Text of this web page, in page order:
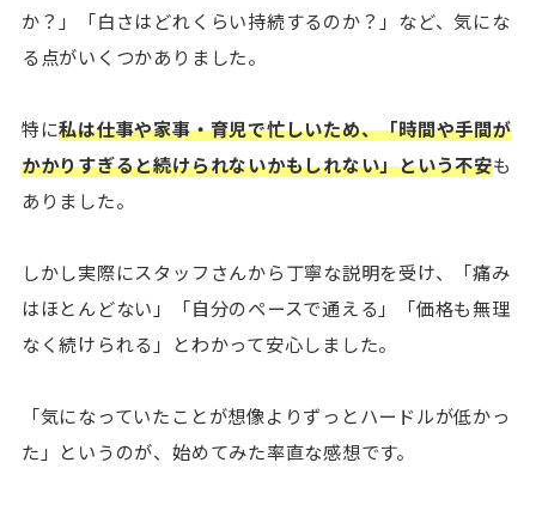
か？」「白さはどれくらい持続するのか？」など、気にな
る点がいくつかありました。
特に私は仕事や家事・育児で忙しいため、「時間や手間が
かかりすぎると続けられないかもしれない」という不安も
ありました。
しかし実際にスタッフさんから丁寧な説明を受け、「痛み
はほとんどない」「自分のペースで通える」「価格も無理
なく続けられる」とわかって安心しました。
「気になっていたことが想像よりずっとハードルが低かっ
た」というのが、始めてみた率直な感想です。